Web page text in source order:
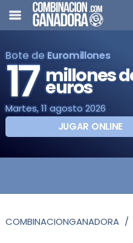
Bote de Euromillones
17 millones
euros
Martes, 11 agosto 2026
JUGAR ONLINE
COMBINACIONGANADORA